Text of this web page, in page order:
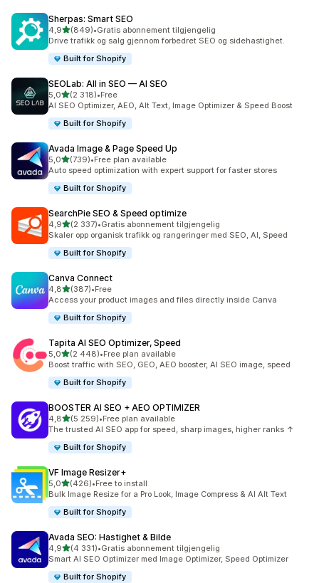
Sherpas: Smart SEO
4,9av 5 stjerner
(849)
Totalt 849 omtaler
•Gratis abonnement tilgjengelig
Drive trafikk og salg gjennom forbedret SEO og sidehastighet.
Built for Shopify
SEOLab: All in SEO — AI SEO
5,0av 5 stjerner
(2 318)
Totalt 2318 omtaler
•Free
AI SEO Optimizer, AEO, Alt Text, Image Optimizer & Speed Boost
Built for Shopify
Avada Image & Page Speed Up
5,0av 5 stjerner
(739)
Totalt 739 omtaler
•Free plan available
Auto speed optimization with expert support for faster stores
Built for Shopify
SearchPie SEO & Speed optimize
4,9av 5 stjerner
(2 337)
Totalt 2337 omtaler
•Gratis abonnement tilgjengelig
Skaler opp organisk trafikk og rangeringer med SEO, AI, Speed
Built for Shopify
Canva Connect
4,8av 5 stjerner
(387)
Totalt 387 omtaler
•Free
Access your product images and files directly inside Canva
Built for Shopify
Tapita AI SEO Optimizer, Speed
5,0av 5 stjerner
(2 448)
Totalt 2448 omtaler
•Free plan available
Boost traffic with SEO, GEO, AEO booster, AI SEO image, speed
Built for Shopify
BOOSTER AI SEO + AEO OPTIMIZER
4,8av 5 stjerner
(5 259)
Totalt 5259 omtaler
•Free plan available
The trusted AI SEO app for speed, sharp images, higher ranks ↑
Built for Shopify
VF Image Resizer+
5,0av 5 stjerner
(426)
Totalt 426 omtaler
•Free to install
Bulk Image Resize for a Pro Look, Image Compress & AI Alt Text
Built for Shopify
Avada SEO: Hastighet & Bilde
4,9av 5 stjerner
(4 331)
Totalt 4331 omtaler
•Gratis abonnement tilgjengelig
Smart AI SEO Optimizer med Image Optimizer, Speed Optimizer
Built for Shopify